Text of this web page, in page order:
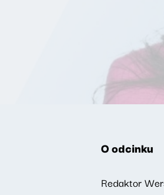
O odcinku
Redaktor